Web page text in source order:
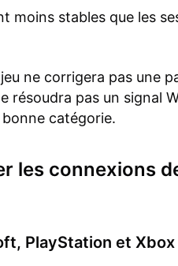
moins stables que les
ne corrigera pas une
résoudra pas un signal
catégorie.
les connexions
PlayStation et Xbox